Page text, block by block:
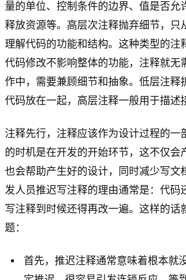
量的单位、控制条件的边界、值是否允
释放资源等。高层次注释抛弃细节，只
理解代码的功能和结构。这种类型的注
代码修改不影响整体的功能，注释就无
作中，需要兼顾细节和抽象。低层注释
代码放在一起，高层注释一般用于描述
注释先行，注释应该作为设计过程的一
的时机是在开发的开始环节，这不仅会
也会帮助产生好的设计，同时减少写文
发人员推迟写注释的理由通常是：代码
写注释到时候还得再改一遍。这样的话
题：
首先，推迟注释通常意味着根本就